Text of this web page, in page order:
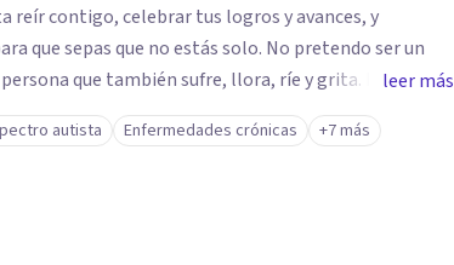
reír contigo, celebrar tus logros y avances, y
que sepas que no estás solo. No pretendo ser un
que también sufre, llora, ríe y grita. Para mí,
siempre estarán por encima de lo económico. A lo
muchas de las reglas rígidas que aprendí en la
leer más
autista Enfermedades crónicas +7 más